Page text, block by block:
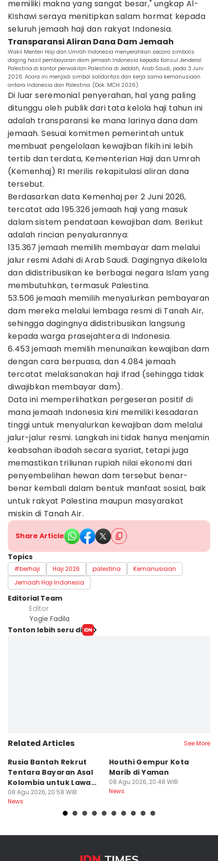
memiliki makna yang sangat besar," ungkap Al-
Kishawi seraya menitipkan salam hormat kepada
seluruh jemaah haji dan rakyat Indonesia.
Transparansi Aliran Dana Dam Jemaah
Wakil Menteri Haji dan Umrah Indonesia menyerahkan secara simbolis
daging hasil pembayaran dam jemaah Indonesia kepada Konsul Jenderal
Palestina di kantor perwakilan Palestina di Jeddah, Arab Saudi, pada 3 Juni
2026. Acara ini menjadi simbol solidaritas dan kerja sama kemanusiaan
antara Indonesia dan Palestina. (Dok. MCH 2026)
Di luar seremonial penyerahan, hal yang paling
ditunggu oleh publik dari tata kelola haji tahun ini
adalah transparansi ke mana larinya dana dam
jemaah. Sesuai komitmen pemerintah untuk
membuat pengelolaan kewajiban fikih ini lebih
tertib dan terdata, Kementerian Haji dan Umrah
(Kemenhaj) RI merilis rekapitulasi aliran dana
tersebut.
Berdasarkan data Kemenhaj per 2 Juni 2026,
tercatat ada 195.326 jemaah haji yang masuk
dalam sistem pendataan kewajiban dam. Berikut
adalah rincian penyalurannya:
135.367 jemaah memilih membayar dam melalui
jalur resmi Adahi di Arab Saudi. Dagingnya dikelola
dan didistribusikan ke berbagai negara Islam yang
membutuhkan, termasuk Palestina.
53.506 jemaah memilih menyalurkan pembayaran
dam mereka melalui lembaga resmi di Tanah Air,
sehingga dagingnya didistribusikan langsung
kepada warga prasejahtera di Indonesia.
6.453 jemaah memilih menunaikan kewajiban dam
dengan cara berpuasa, dan 4.084 jemaah
tercatat melaksanakan haji Ifrad (sehingga tidak
diwajibkan membayar dam).
Data ini memperlihatkan pergeseran positif di
mana jemaah Indonesia kini memiliki kesadaran
tinggi untuk menyalurkan kewajiban dam melalui
jalur-jalur resmi. Langkah ini tidak hanya menjamin
keabsahan ibadah secara syariat, tetapi juga
memastikan triliunan rupiah nilai ekonomi dari
penyembelihan hewan dam tersebut benar-
benar kembali dalam bentuk manfaat sosial, baik
untuk rakyat Palestina maupun masyarakat
miskin di Tanah Air.
Share Article
Topics
#berhaji Haji 2026 palestina
Kemanusiaan
Jemaah Haji Indonesia
Editorial Team
Editor
Yogie Fadila
Tonton lebih seru di
Related Articles See More
Rusia Bantah Rekrut
Tentara Bayaran Asal
Kolombia untuk Lawan
Ukraina
08 Agu 2026, 20:58 WIB
News
Houthi Gempur Kota
Marib di Yaman
08 Agu 2026, 20:48 WIB
News